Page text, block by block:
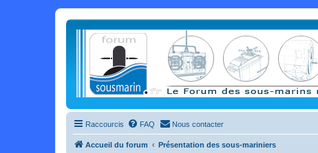
Raccourcis FAQ Nous contacter
Accueil du forum Présentation des sous-mariniers